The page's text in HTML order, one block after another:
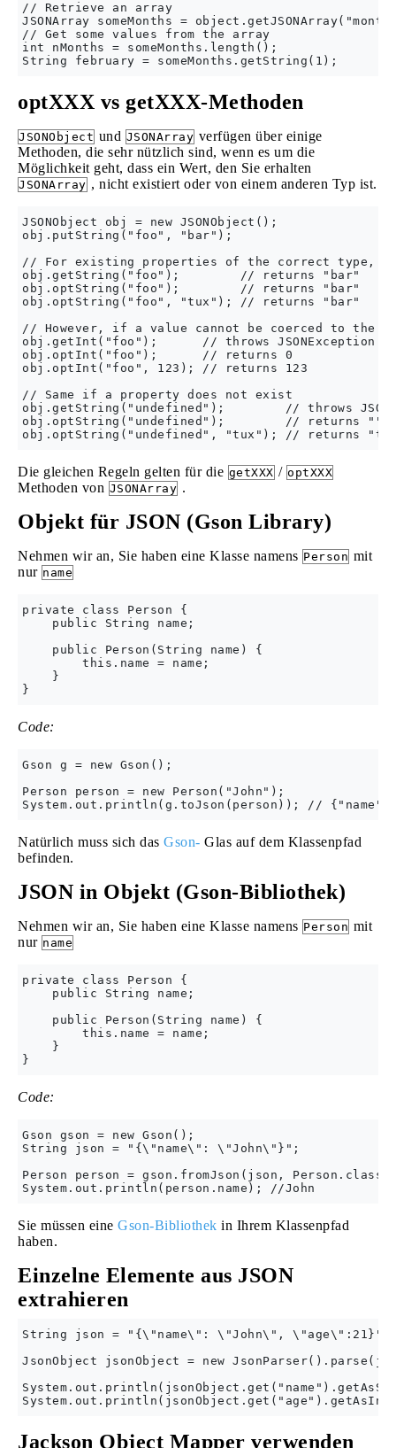
// Retrieve an array
JSONArray someMonths =
// Get some values from the array
int nMonths = someMonths.length();
optXXX vs getXXX-Methoden
JSONObject und JSONArray verfügen über einige
Methoden, die sehr nützlich sind, wenn es um die
Möglichkeit geht, dass ein Wert, den Sie erhalten
JSONArray , nicht existiert oder von einem anderen Typ ist.
JSONObject obj = new JSONObject();
obj.putString("foo", "bar");
// For existing properties of the correct type,
obj.getString("foo");        // returns "bar"
obj.optString("foo");        // returns "bar"
obj.optString("foo", "tux"); // returns "bar"
// However, if a value cannot be coerced to the
obj.getInt("foo");      // throws JSONException
obj.optInt("foo");      // returns 0
obj.optInt("foo", 123); // returns 123
// Same if a property does not exist
obj.getString("undefined");        // throws
obj.optString("undefined");        // returns ""
Die gleichen Regeln gelten für die getXXX / optXXX
Methoden von JSONArray .
Objekt für JSON (Gson Library)
Nehmen wir an, Sie haben eine Klasse namens Person mit
nur name
private class Person {
    public String name;
    public Person(String name) {
        this.name = name;
    }
Code:
Gson g = new Gson();
Person person = new Person("John");
Natürlich muss sich das Gson- Glas auf dem Klassenpfad
befinden.
JSON in Objekt (Gson-Bibliothek)
Nehmen wir an, Sie haben eine Klasse namens Person mit
nur name
private class Person {
    public String name;
    public Person(String name) {
        this.name = name;
    }
Code:
Gson gson = new Gson();
String json = "{\"name\": \"John\"}";
Person person = gson.fromJson(json,
Sie müssen eine Gson-Bibliothek in Ihrem Klassenpfad
haben.
Einzelne Elemente aus JSON
extrahieren
String json = "{\"name\": \"John\", \"age\":21}";
JsonObject jsonObject = new
Jackson Object Mapper verwenden